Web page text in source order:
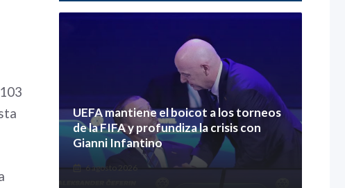
UEFA mantiene el boicot a los torneos
de la FIFA y profundiza la crisis con
Gianni Infantino
6 agosto 2026